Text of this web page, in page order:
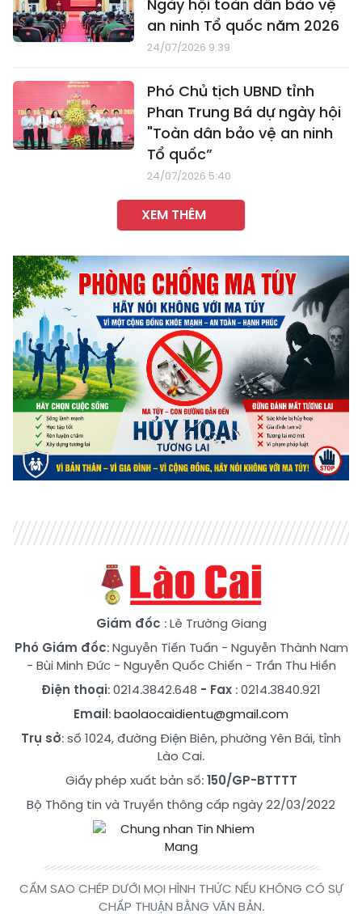
Ngày hội toàn dân bảo vệ
an ninh Tổ quốc năm 2026
24/07/2026 9:39
Phó Chủ tịch UBND tỉnh
Phan Trung Bá dự ngày hội
"Toàn dân bảo vệ an ninh
Tổ quốc”
24/07/2026 5:40
XEM THÊM
Giám đốc : Lê Trường Giang
Phó Giám đốc:Nguyễn Tiến Tuấn - Nguyễn Thành Nam
- Bùi Minh Đức- Nguyễn Quốc Chiến - Trần Thu Hiền
Điện thoại: 0214.3842.648 - Fax : 0214.3840.921
Email:baolaocaidientu@gmail.com
Trụ sở: số 1024, đường Điện Biên, phường Yên Bái, tỉnh
Lào Cai.
Giấy phép xuất bản số:150/GP-BTTTT
Bộ Thông tin và Truyền thông cấp ngày 22/03/2022
CẤM SAO CHÉP DƯỚI MỌI HÌNH THỨC NẾU KHÔNG CÓ SỰ
CHẤP THUẬN BẰNG VĂN BẢN.